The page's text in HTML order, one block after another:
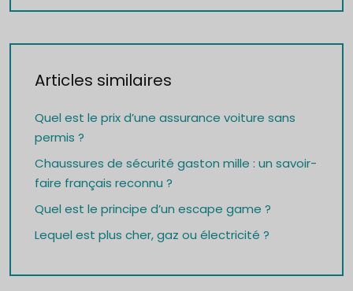
Articles similaires
Quel est le prix d’une assurance voiture sans
permis ?
Chaussures de sécurité gaston mille : un savoir-
faire français reconnu ?
Quel est le principe d’un escape game ?
Lequel est plus cher, gaz ou électricité ?